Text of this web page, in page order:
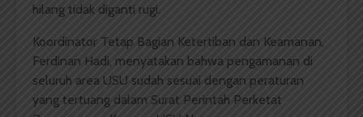
hilang tidak diganti rugi.
Koordinator Tetap Bagian Ketertiban dan Keamanan,
Ferdinan Hadi, menyatakan bahwa pengamanan di
seluruh area USU sudah sesuai dengan peraturan
yang tertuang dalam Surat Perintah Perketat